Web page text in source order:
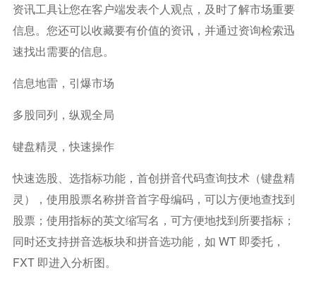
资讯工具让您在客户端发表个人观点，及时了解市场重要
信息。您还可以收藏要有价值的资讯，并通过资询检索迅
速找出需要的信息。
信息地雷，引爆市场
多股同列，纵观全局
键盘精灵，快速操作
快速选股、选指标功能，首创拼音代码查询技术（键盘精
灵），使用股票名称拼音首字母编码，可以方便地查找到
股票；使用指标的英文缩写名，可方便地找到所要指标；
同时还支持拼音选板块和拼音选功能，如 WT 即委托，
FXT 即进入分析图。